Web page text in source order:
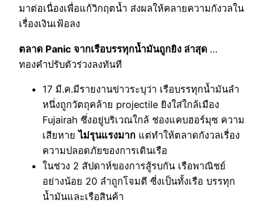
มาต่อเนื่องเพื่อแก้วิกฤตน้ำ ส่งผลให้คลายความกังวลใน
เรื่องเงินเฟ้อลง
ตลาด Panic จากเรือบรรทุกน้ำมันถูกยิง ล่าสุด …
ทองคำปรับตัวร่วงลงทันที
17 มี.ค.มีรายงานข่าวระบุว่า เรือบรรทุกน้ำมันลำ
หนึ่งถูกวัตถุคล้าย projectile ยิงใส่ใกล้เมือง
Fujairah ซึ่งอยู่บริเวณใกล้ ช่องแคบฮอร์มุซ ความ
เสียหายไม่รุนแรงมาก แต่ทำให้ตลาดกังวลเรื่อง
ความปลอดภัยของการเดินเรือ
ในช่วง 2 สัปดาห์ของการสู้รบกัน เรือพาณิชย์
อย่างน้อย 20 ลำถูกโจมตี ซี่งเป็นทั้งเรือ บรรทุก
น้ำมันและเรือสินค้า